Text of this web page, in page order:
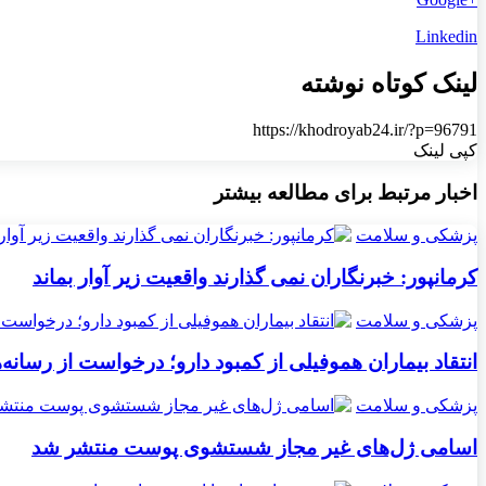
Linkedin
لینک کوتاه نوشته
https://khodroyab24.ir/?p=96791
کپی لینک
اخبار مرتبط برای مطالعه بیشتر
پزشکی و سلامت
کرمانپور: خبرنگاران نمی گذارند واقعیت زیر آوار بماند
پزشکی و سلامت
انتقاد بیماران هموفیلی از کمبود دارو؛ درخواست از
پزشکی و سلامت
اسامی ژل‌های غیر مجاز شستشوی پوست منتشر شد